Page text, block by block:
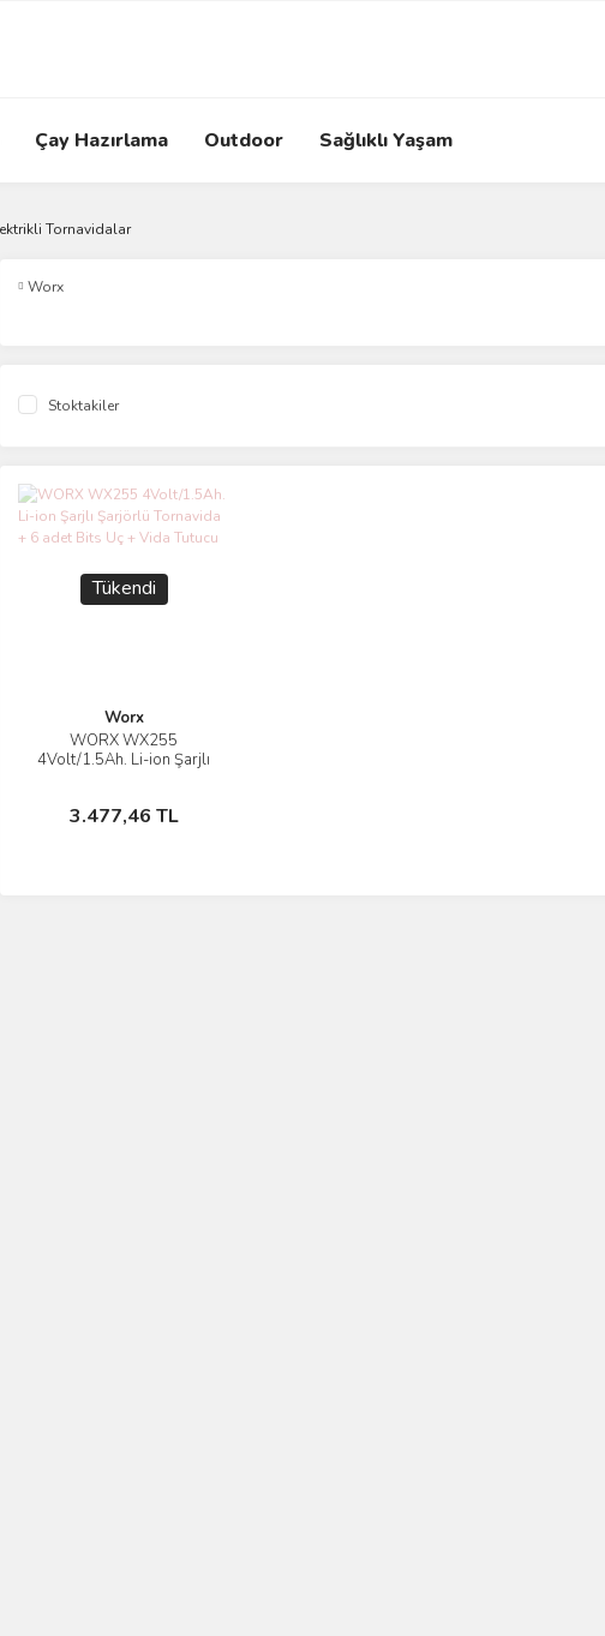
Çay Hazırlama Outdoor Sağlıklı Yaşam
Tornavidalar
Worx
Stoktakiler
Tükendi
Worx
WORX WX255
4Volt/1.5Ah. Li-ion Şarjlı
3.477,46 TL
İncele
Stokta Yok